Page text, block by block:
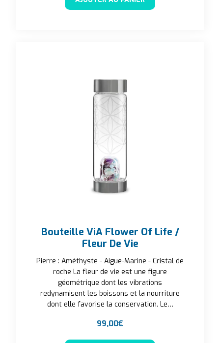
Bouteille ViA Flower Of Life /
Fleur De Vie
Pierre : Améthyste - Aigue-Marine - Cristal de
roche La fleur de vie est une figure
géométrique dont les vibrations
redynamisent les boissons et la nourriture
dont elle favorise la conservation. Le…
99,00€